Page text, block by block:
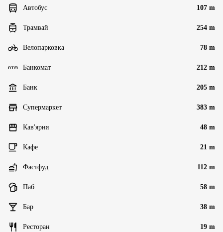
Автобус 107 m
Трамвай 254 m
Велопарковка 78 m
Банкомат 212 m
Банк 205 m
Супермаркет 383 m
Кав'ярня 48 m
Кафе 21 m
Фастфуд 112 m
Паб 58 m
Бар 38 m
Ресторан 19 m